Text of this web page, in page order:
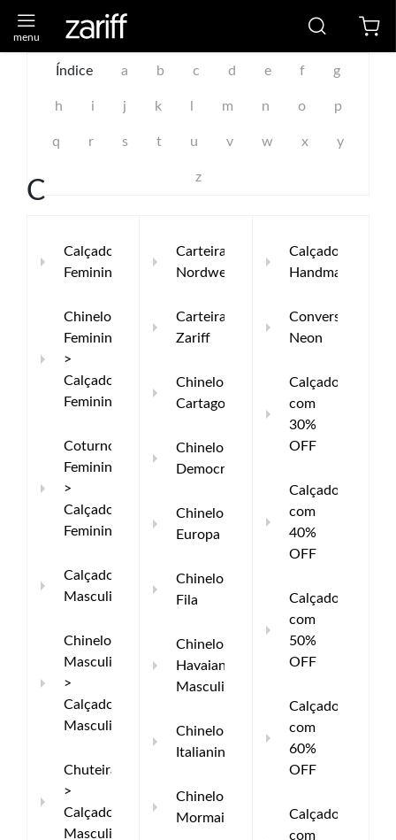
Índice a b c d e f g
h i j k m n o p
q r s t u v w x y
z
C
Calçados
Femininos
Chinelo
Feminino
>
Calçados
Femininos
Coturno
Feminino
>
Calçados
Femininos
Calçados
Masculinos
Chinelo
Masculino
>
Calçados
Masculinos
Chuteiras
>
Calçados
Masculinos
Carteira
Nordweg
Carteira
Zariff
Chinelo
Cartago
Chinelo
Democrata
Chinelo
Europa
Chinelo
Fila
Chinelo
Havaianas
Masculino
Chinelo
Italianinho
Chinelo
Mormaii
Calçados
Handmade
Converse
Neon
Calçados
com
30%
OFF
Calçados
com
40%
OFF
Calçados
com
50%
OFF
Calçados
com
60%
OFF
Calçados
com